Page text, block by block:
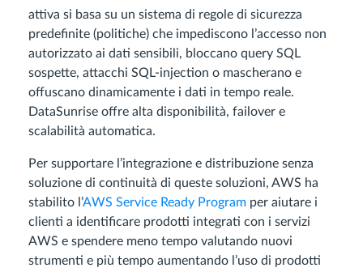
attiva si basa su un sistema di regole di sicurezza
predefinite (politiche) che impediscono l’accesso non
autorizzato ai dati sensibili, bloccano query SQL
sospette, attacchi SQL-injection o mascherano e
offuscano dinamicamente i dati in tempo reale.
DataSunrise offre alta disponibilità, failover e
scalabilità automatica.
Per supportare l’integrazione e distribuzione senza
soluzione di continuità di queste soluzioni, AWS ha
stabilito l’AWS Service Ready Program per aiutare i
clienti a identificare prodotti integrati con i servizi
AWS e spendere meno tempo valutando nuovi
strumenti e più tempo aumentando l’uso di prodotti